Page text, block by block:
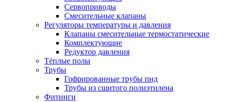
Сервоприводы
Смесительные клапаны
Регуляторы температуры и давления
Клапаны смесительные термостатические
Комплектующие
Редуктор давления
Тёплые полы
Трубы
Гофрированные трубы пнд
Трубы из сшитого полиэтилена
Фитинги